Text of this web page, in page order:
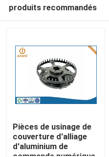
Produits
A propos de nous
produits recommandés
Pièces de usinage de
couverture d'alliage
d'aluminium de